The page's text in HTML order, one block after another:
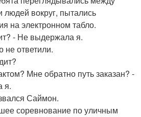
людей вокруг, пытались
на электронном табло.
- Не выдержала я.
не ответили.
Мне обратно путь заказан? -
я.
Саймон.
соревнование по уличным